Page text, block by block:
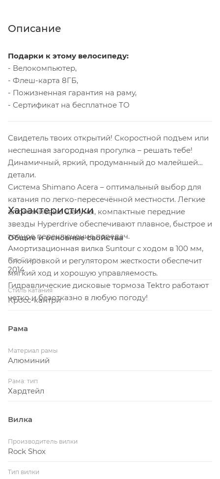
Описание
Подарки к этому велосипеду:
- Велокомпьютер,
- Флеш-карта 8ГБ,
- Пожизненная гарантия на раму,
- Сертификат на бесплатное ТО
Свидетель твоих открытий! Скоростной подъем или
неспешная загородная прогулка – решать тебе!
Динамичный, яркий, продуманный до малейшей
детали.
Система Shimano Acera – оптимальный выбор для
катания по легко-пересечённой местности. Легкие
алюминиевые шатуны, компактные передние
звезды Hyperdrive обеспечивают плавное, быстрое и
точное переключение передач.
Амортизационная вилка Suntour с ходом в 100 мм,
блокировкой и регулятором жесткости обеспечит
мягкий ход и хорошую управляемость.
Гидравлические дисковые тормоза Tektro работают
четко и безотказно в любую погоду!
Характеристики
Общие и основные свойства
Год-Сезон
2014
Стиль катания
Кросс-кантри
Рама
Материал рамы
Алюминий
Рама: тип
Хардтейл
Вилка
Производитель вилки
Rock Shox
Тип вилки